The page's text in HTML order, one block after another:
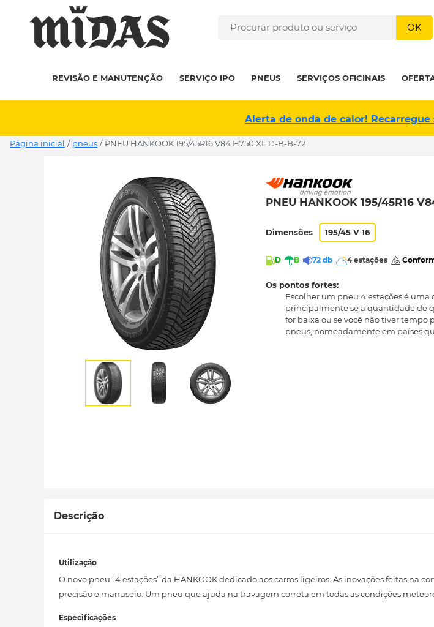
OK
REVISÃO E MANUTENÇÃO SERVIÇO IPO PNEUS SERVIÇOS OFICINAIS
Alerta de onda de calor!
Página inicial / pneus / PNEU HANKOOK 195/45R16 V84 H750 XL D-B-B-72
PNEU HANKOOK 195/45R16
Dimensões 195/45 V 16
D B 72 db 4 estações
Os pontos fortes:
Escolher um pneu 4 estações é uma
principalmente se a quantidade de
for baixa ou se você não tiver tempo
pneus, nomeadamente em países
Descrição
Utilização
O novo pneu “4 estações” da HANKOOK dedicado aos carros ligeiros. As inovações feitas na
precisão e manuseio. Um pneu que ajuda na travagem correta em todas as condições
Especificações